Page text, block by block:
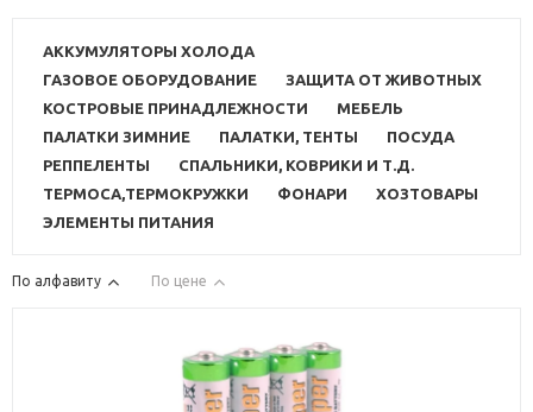
АККУМУЛЯТОРЫ ХОЛОДА
ГАЗОВОЕ ОБОРУДОВАНИЕ
ЗАЩИТА ОТ ЖИВОТНЫХ
КОСТРОВЫЕ ПРИНАДЛЕЖНОСТИ
МЕБЕЛЬ
ПАЛАТКИ ЗИМНИЕ
ПАЛАТКИ, ТЕНТЫ
ПОСУДА
РЕППЕЛЕНТЫ
СПАЛЬНИКИ, КОВРИКИ И Т.Д.
ТЕРМОСА,ТЕРМОКРУЖКИ
ФОНАРИ
ХОЗТОВАРЫ
ЭЛЕМЕНТЫ ПИТАНИЯ
По алфавиту По цене